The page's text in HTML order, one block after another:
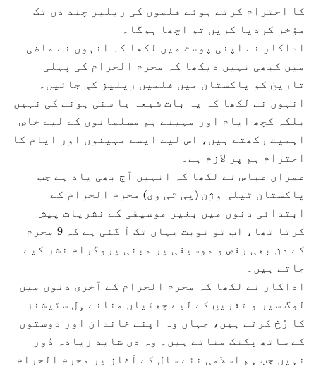
کا احترام کرتے ہوئے فلموں کی ریلیز چند دن تک
مؤخر کردیا کریں تو اچھا ہوگا۔
اداکار نے اپنی پوسٹ میں لکھا کہ انہوں نے ماضی
میں کبھی نہیں دیکھا کہ محرم الحرام کی پہلی
تاریخ کو پاکستان میں فلمیں ریلیز کی جائیں۔
انہوں نے لکھا کہ یہ بات شیعہ یا سنی ہونے کی نہیں
بلکہ کچھ ایام اور مہینے ہم مسلمانوں کے لیے خاص
اہمیت رکھتے ہیں، اس لیے ایسے مہینوں اور ایام کا
احترام ہم پر لازم ہے۔
عمران عباس نے لکھا کہ انہیں آج بھی یاد ہے جب
پاکستان ٹیلی وژن (پی ٹی وی) محرم الحرام کے
ابتدائی دنوں میں بغیر موسیقی کے نشریات پیش
کرتا تھا، اب تو نوبت یہاں تک آ گئی ہے کہ 9 محرم
کے دن بھی رقص و موسیقی پر مبنی پروگرام نشر کیے
جاتے ہیں۔
اداکار نے لکھا کہ محرم الحرام کے آخری دنوں میں
لوگ سیر و تفریح کے لیے چھٹیاں منانے ہِل سٹیشنز
کا رُخ کرتے ہیں، جہاں وہ اپنے خاندان اور دوستوں
کے ساتھ پکنک مناتے ہیں۔ وہ دن شاید زیادہ دُور
نہیں جب ہم اسلامی نئے سال کے آغاز پر محرم الحرام